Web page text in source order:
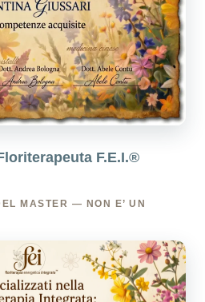
F.E.I.®
MASTER — NON E’ UN